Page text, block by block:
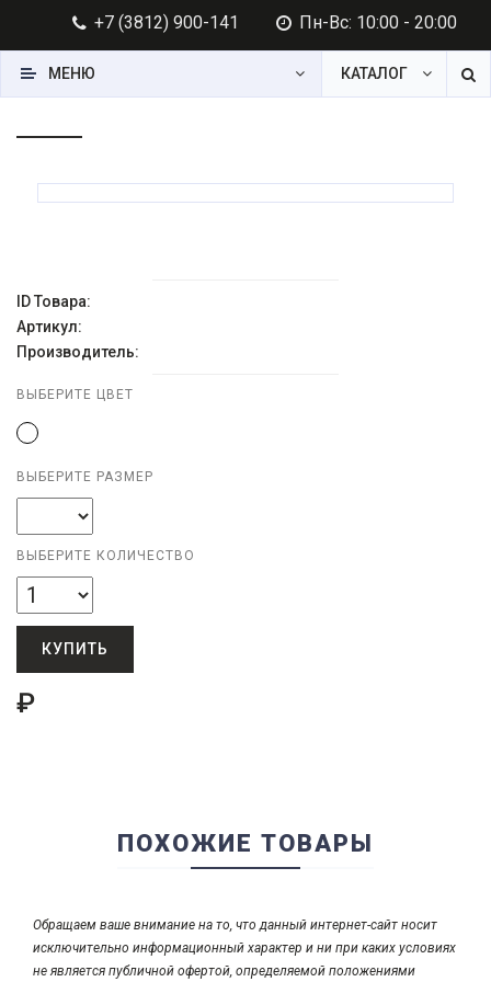
+7 (3812) 900-141 Пн-Вс: 10:00 - 20:00
КАТАЛОГ
МЕНЮ
ID Товара:
Артикул:
Производитель:
ВЫБЕРИТЕ ЦВЕТ
ВЫБЕРИТЕ РАЗМЕР
ВЫБЕРИТЕ КОЛИЧЕСТВО
КУПИТЬ
₽
ПОХОЖИЕ ТОВАРЫ
Обращаем ваше внимание на то, что данный интернет-сайт носит
исключительно информационный характер и ни при каких условиях
не является публичной офертой, определяемой положениями